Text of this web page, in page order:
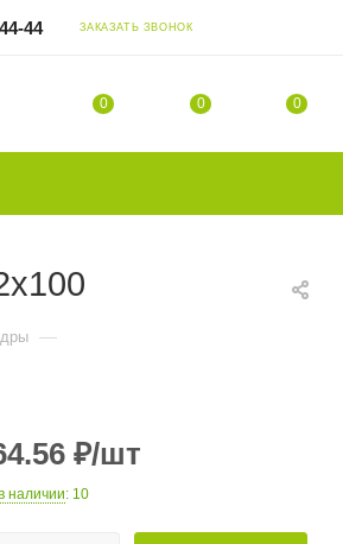
44 ЗАКАЗАТЬ ЗВОНОК
0 0 0
—
₽/шт
наличии: 10